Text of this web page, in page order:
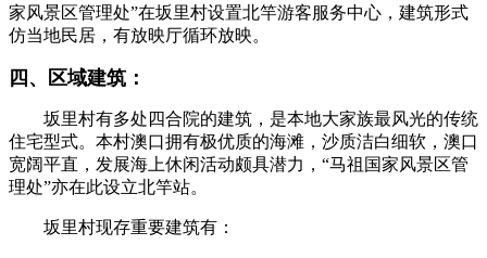
家风景区管理处”在坂里村设置北竿游客服务中心，建筑形式
仿当地民居，有放映厅循环放映。
四、区域建筑：
坂里村有多处四合院的建筑，是本地大家族最风光的传统
住宅型式。本村澳口拥有极优质的海滩，沙质洁白细软，澳口
宽阔平直，发展海上休闲活动颇具潜力，“马祖国家风景区管
理处”亦在此设立北竿站。
坂里村现存重要建筑有：